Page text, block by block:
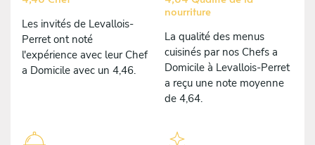
Les invités de Levallois-
Perret ont noté
l'expérience avec leur Chef
a Domicile avec un 4,46.
nourriture
La qualité des menus
cuisinés par nos Chefs a
Domicile à Levallois-Perret
a reçu une note moyenne
de 4,64.